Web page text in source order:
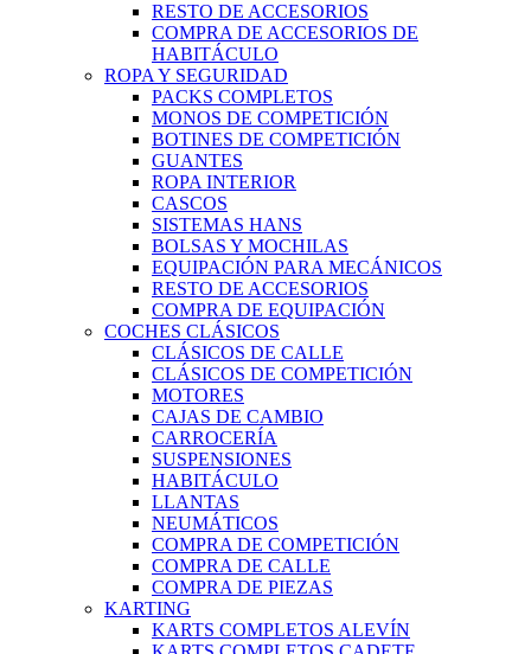
RESTO DE ACCESORIOS
COMPRA DE ACCESORIOS DE
HABITÁCULO
ROPA Y SEGURIDAD
PACKS COMPLETOS
MONOS DE COMPETICIÓN
BOTINES DE COMPETICIÓN
GUANTES
ROPA INTERIOR
CASCOS
SISTEMAS HANS
BOLSAS Y MOCHILAS
EQUIPACIÓN PARA MECÁNICOS
RESTO DE ACCESORIOS
COMPRA DE EQUIPACIÓN
COCHES CLÁSICOS
CLÁSICOS DE CALLE
CLÁSICOS DE COMPETICIÓN
MOTORES
CAJAS DE CAMBIO
CARROCERÍA
SUSPENSIONES
HABITÁCULO
LLANTAS
NEUMÁTICOS
COMPRA DE COMPETICIÓN
COMPRA DE CALLE
COMPRA DE PIEZAS
KARTING
KARTS COMPLETOS ALEVÍN